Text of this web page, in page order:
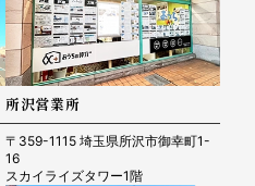
所沢営業所
〒359-1115 埼玉県所沢市御幸町1-
16
スカイライズタワー1階